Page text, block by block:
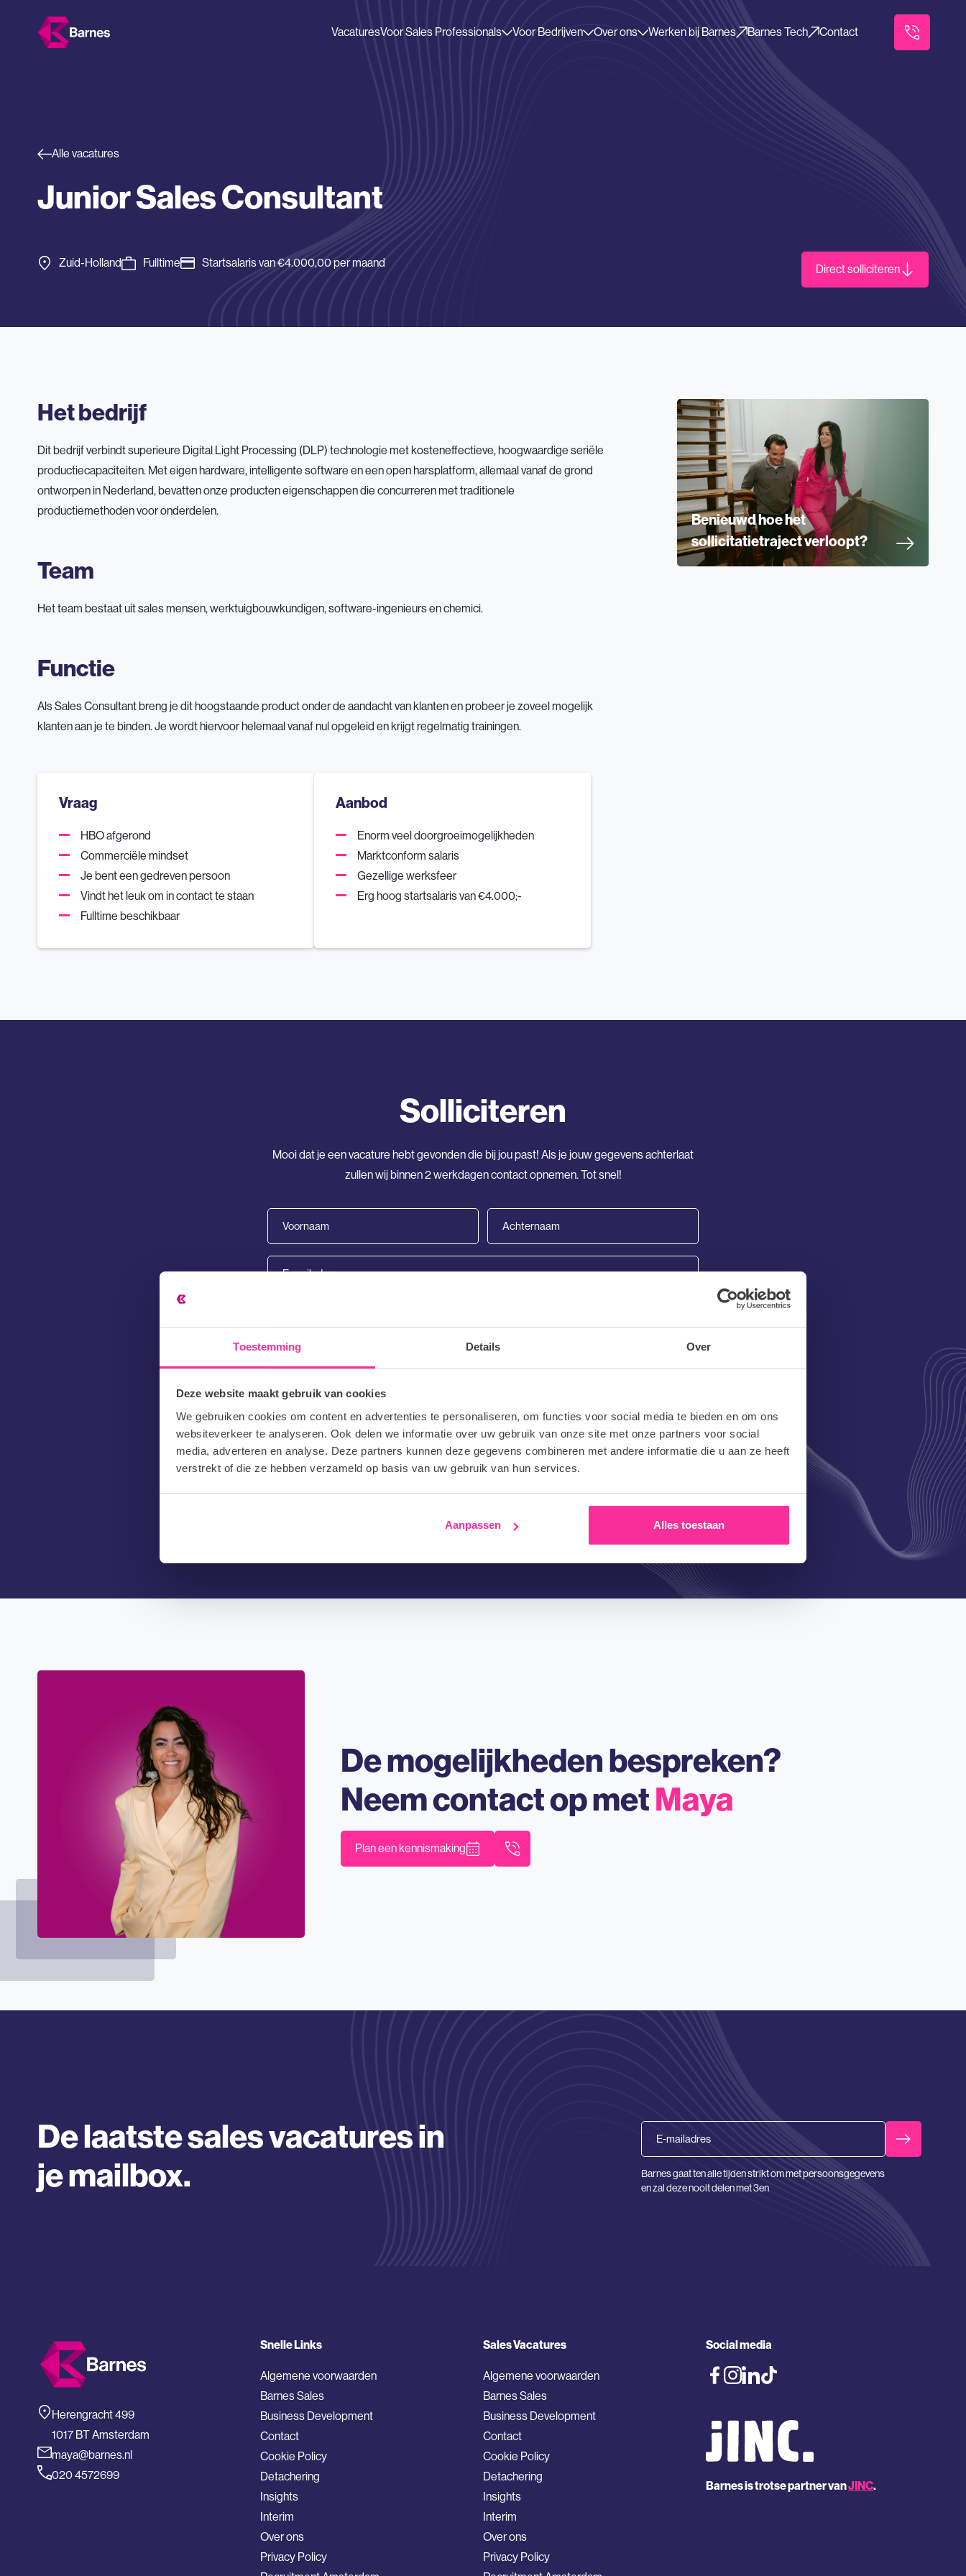
Toestemming Details Over
Deze website maakt gebruik van cookies
We gebruiken cookies om content en advertenties te personaliseren, om functies voor social media te bieden en om ons
websiteverkeer te analyseren. Ook delen we informatie over uw gebruik van onze site met onze partners voor social
media, adverteren en analyse. Deze partners kunnen deze gegevens combineren met andere informatie die u aan ze heeft
verstrekt of die ze hebben verzameld op basis van uw gebruik van hun services.
Aanpassen Alles toestaan
VacaturesVoor Sales Professionals Voor Bedrijven Over ons Werken bij Barnes Barnes Tech Contact
Alle vacatures
Junior Sales Consultant
Zuid-Holland Fulltime Startsalaris van €4.000,00 per maand Direct solliciteren
Het bedrijf
Dit bedrijf verbindt superieure Digital Light Processing (DLP) technologie met kosteneffectieve, hoogwaardige seriële
productiecapaciteiten. Met eigen hardware, intelligente software en een open harsplatform, allemaal vanaf de grond
ontworpen in Nederland, bevatten onze producten eigenschappen die concurreren met traditionele
productiemethoden voor onderdelen.
Team
Het team bestaat uit sales mensen, werktuigbouwkundigen, software-ingenieurs en chemici.
Functie
Als Sales Consultant breng je dit hoogstaande product onder de aandacht van klanten en probeer je zoveel mogelijk
klanten aan je te binden. Je wordt hiervoor helemaal vanaf nul opgeleid en krijgt regelmatig trainingen.
Vraag
HBO afgerond
Commerciële mindset
Je bent een gedreven persoon
Vindt het leuk om in contact te staan
Fulltime beschikbaar
Aanbod
Enorm veel doorgroeimogelijkheden
Marktconform salaris
Gezellige werksfeer
Erg hoog startsalaris van €4.000;-
Benieuwd hoe het
sollicitatietraject verloopt?
Solliciteren
Mooi dat je een vacature hebt gevonden die bij jou past! Als je jouw gegevens achterlaat
zullen wij binnen 2 werkdagen contact opnemen. Tot snel!
CV/Motivatie
Drop files here or
select files
De mogelijkheden bespreken?
Neem contact op metMaya
Plan een kennismaking
De laatste sales vacatures in
je mailbox.
Barnes gaat ten alle tijden strikt om met persoonsgegevens
en zal deze nooit delen met 3en
Herengracht 499
1017 BT Amsterdam
maya@barnes.nl
020 4572699
Snelle Links
Algemene voorwaarden
Barnes Sales
Business Development
Contact
Cookie Policy
Detachering
Insights
Interim
Over ons
Privacy Policy
Sales Vacatures
Algemene voorwaarden
Barnes Sales
Business Development
Contact
Cookie Policy
Detachering
Insights
Interim
Over ons
Privacy Policy
Social media
Barnes is trotse partner vanJINC.